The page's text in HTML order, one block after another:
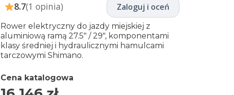
8.7(1 opinia) Zaloguj i oceń
Rower elektryczny do jazdy miejskiej z
aluminiową ramą 27.5″ / 29″, komponentami
klasy średniej i hydraulicznymi hamulcami
tarczowymi Shimano.
Cena katalogowa